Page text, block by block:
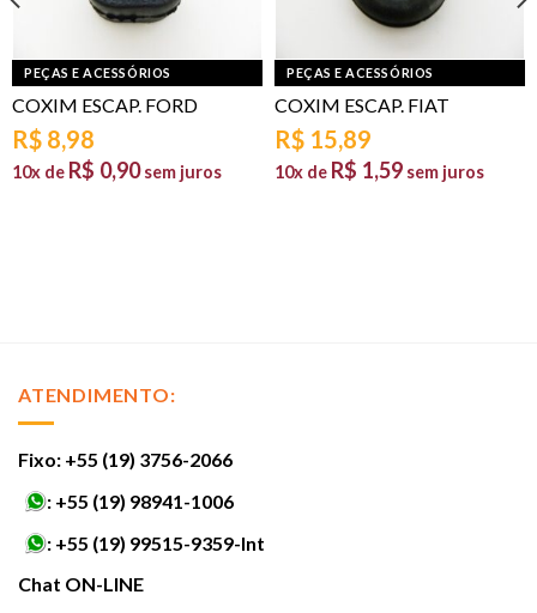
PEÇAS E ACESSÓRIOS
COXIM ESCAP. FORD
R$ 8,98
10x de R$ 0,90 sem juros
PEÇAS E ACESSÓRIOS
COXIM ESCAP. FIAT
R$ 15,89
10x de R$ 1,59 sem juros
ATENDIMENTO:
Fixo: +55 (19) 3756-2066
: +55 (19) 98941-1006
: +55 (19) 99515-9359-Int
Chat ON-LINE